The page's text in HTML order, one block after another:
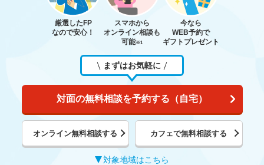
厳選したFP
なので安心！
スマホから
オンライン相談も
可能※1
今なら
WEB予約で
ギフトプレゼント
まずはお気軽に
対面の無料相談を予約する（自宅）
オンライン無料相談する カフェで無料相談する
対象地域はこちら